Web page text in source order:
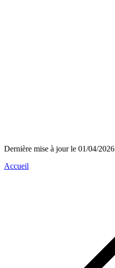
Dernière mise à jour le 01/04/2026
Accueil